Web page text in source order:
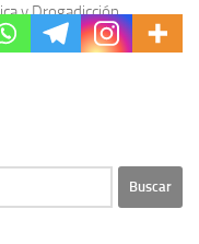
y Drogadicción,
de la Asociación de...